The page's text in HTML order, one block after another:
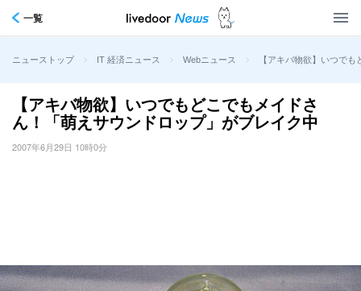
一覧
ニューストップ > IT 経済ニュース > Webニュース > 【アキバ物欲】いつで
【アキバ物欲】いつでもどこでもメイドさ
ん！「萌えサウンドロップ」がブレイク中
2007年6月29日 10時0分